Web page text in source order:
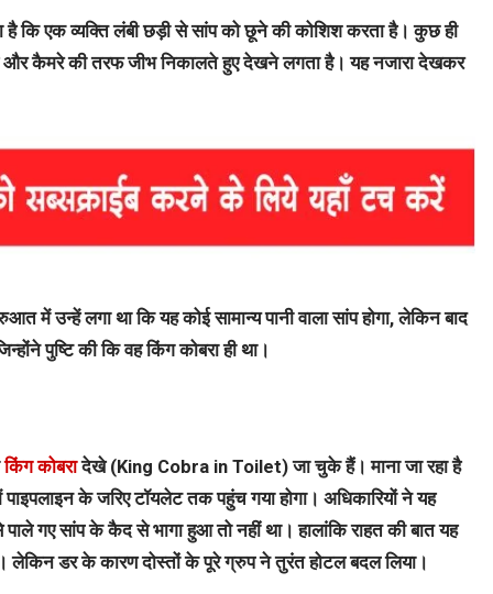
है कि एक व्यक्ति लंबी छड़ी से सांप को छूने की कोशिश करता है। कुछ ही
और कैमरे की तरफ जीभ निकालते हुए देखने लगता है। यह नजारा देखकर
में उन्हें लगा था कि यह कोई सामान्य पानी वाला सांप होगा, लेकिन बाद
पुष्टि की कि वह किंग कोबरा ही था।
किंग कोबरादेखे (King Cobra in Toilet) जा चुके हैं। माना जा रहा है
के जरिए टॉयलेट तक पहुंच गया होगा। अधिकारियों ने यह
गए सांप के कैद से भागा हुआ तो नहीं था। हालांकि राहत की बात यह
लेकिन डर के कारण दोस्तों के पूरे ग्रुप ने तुरंत होटल बदल लिया।